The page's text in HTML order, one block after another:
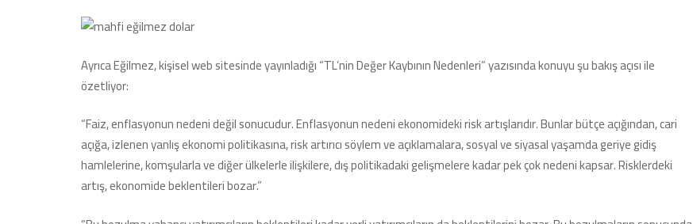
Ayrıca Eğilmez, kişisel web sitesinde yayınladığı “TL’nin Değer Kaybının Nedenleri” yazısında konuyu şu bakış açısı ile
özetliyor:
“Faiz, enflasyonun nedeni değil sonucudur. Enflasyonun nedeni ekonomideki risk artışlarıdır. Bunlar bütçe açığından, cari
açığa, izlenen yanlış ekonomi politikasına, risk artırıcı söylem ve açıklamalara, sosyal ve siyasal yaşamda geriye gidiş
hamlelerine, komşularla ve diğer ülkelerle ilişkilere, dış politikadaki gelişmelere kadar pek çok nedeni kapsar. Risklerdeki
artış, ekonomide beklentileri bozar.”